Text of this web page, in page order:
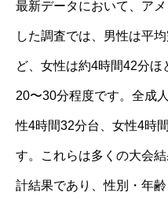
最新データにおいて、ア
した調査では、男性は平
ど、女性は約4時間42分
20〜30分程度です。全成
性4時間32分台、女性4時
す。これらは多くの大会
計結果であり、性別・年